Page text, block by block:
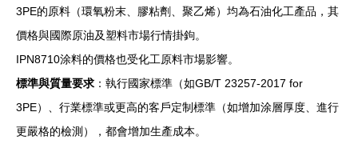
3PE的原料（環氧粉末、膠粘劑、聚乙烯）均為石油化工產品，其
價格與國際原油及塑料市場行情掛鉤。
IPN8710涂料的價格也受化工原料市場影響。
標準與質量要求 ：執行國家標準（如GB/T 23257-2017 for
3PE）、行業標準或更高的客戶定制標準（如增加涂層厚度、進行
更嚴格的檢測），都會增加生產成本。